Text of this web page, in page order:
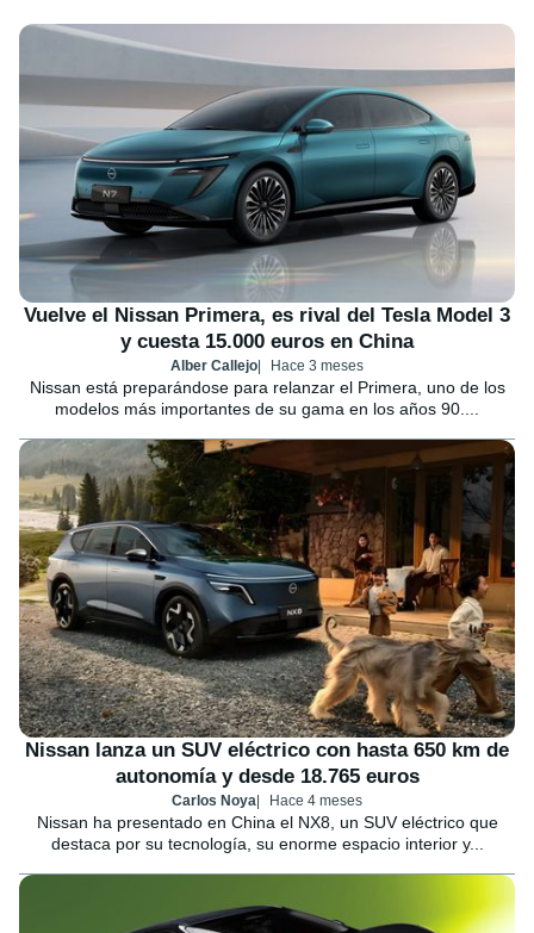
Vuelve el Nissan Primera, es rival del Tesla Model 3
y cuesta 15.000 euros en China
Alber Callejo Hace 3 meses
Nissan está preparándose para relanzar el Primera, uno de los
modelos más importantes de su gama en los años 90....
Nissan lanza un SUV eléctrico con hasta 650 km de
autonomía y desde 18.765 euros
Carlos Noya Hace 4 meses
Nissan ha presentado en China el NX8, un SUV eléctrico que
destaca por su tecnología, su enorme espacio interior y...